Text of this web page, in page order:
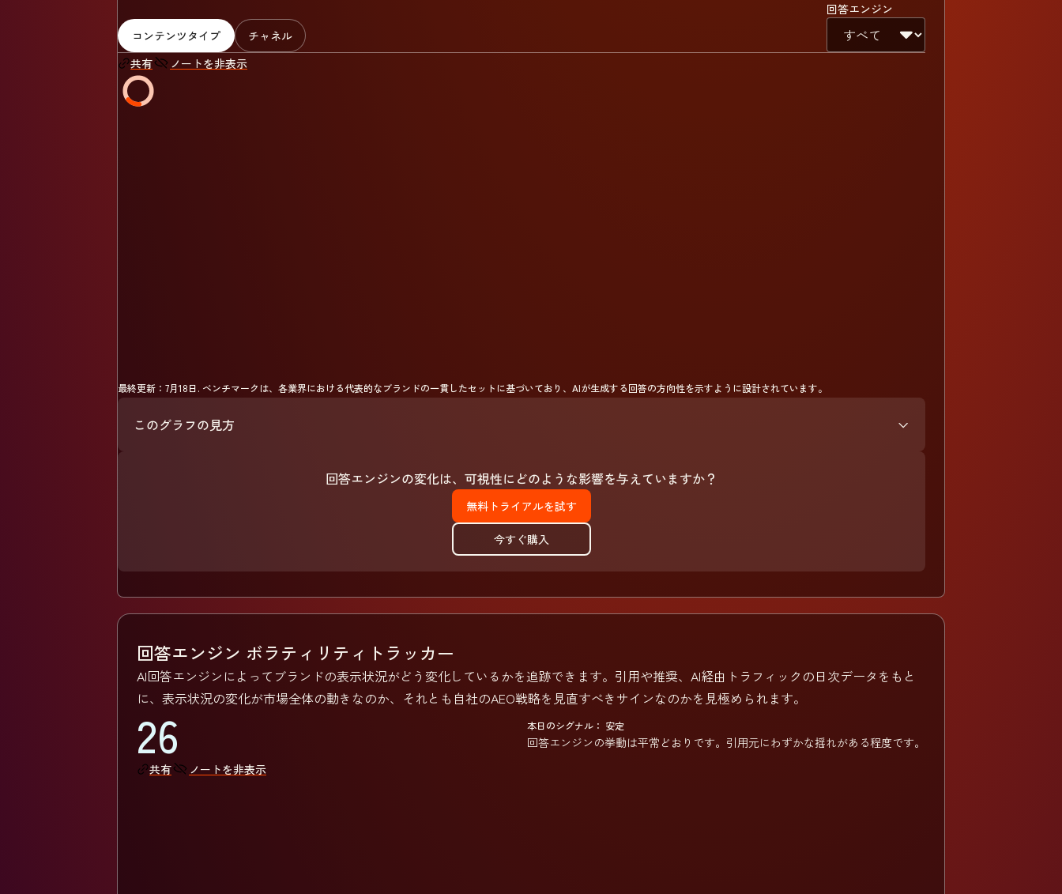
コンテンツタイプ チャネル
回答エンジン
共有 ノートを非表示
最終更新： 7月18日. ベンチマークは、各業界における代表的なブランドの一貫したセットに基づいており、AIが生成する回答の方向性を示すように設計されています。
このグラフの見方
回答エンジンの変化は、可視性にどのような影響を与えていますか？
無料トライアルを試す
今すぐ購入
回答エンジン ボラティリティトラッカー
AI回答エンジンによってブランドの表示状況がどう変化しているかを追跡できます。引用や推奨、AI経由トラフィックの日次データをもと
に、表示状況の変化が市場全体の動きなのか、それとも自社のAEO戦略を見直すべきサインなのかを見極められます。
26 本日のシグナル： 安定
回答エンジンの挙動は平常どおりです。引用元にわずかな揺れがある程度です。
共有
ノートを非表示